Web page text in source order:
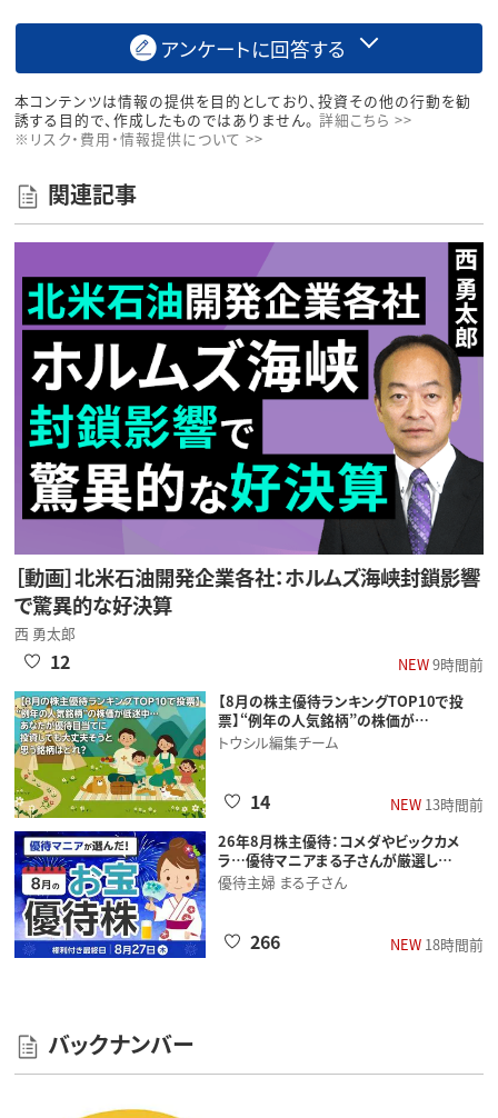
アンケートに回答する
本コンテンツは情報の提供を目的としており、投資その他の行動を勧
誘する目的で、作成したものではありません。 詳細こちら >>
※リスク・費用・情報提供について >>
関連記事
［動画］北米石油開発企業各社：ホルムズ海峡封鎖影響
で驚異的な好決算
西 勇太郎
NEW9時間前
12
【8月の株主優待ランキングTOP10で投
票】“例年の人気銘柄”の株価が…
トウシル編集チーム
NEW13時間前
14
26年8月株主優待：コメダやビックカメ
ラ…優待マニアまる子さんが厳選し…
優待主婦 まる子さん
NEW18時間前
266
バックナンバー